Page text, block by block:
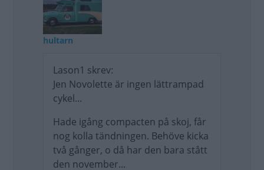
hultarn
Lason1 skrev:
Jen Novolette är ingen lättrampad
cykel...
Hade igång compacten på skoj, får
nog kolla tändningen. Behöve kicka
två gånger, o då har den bara stått
den november...